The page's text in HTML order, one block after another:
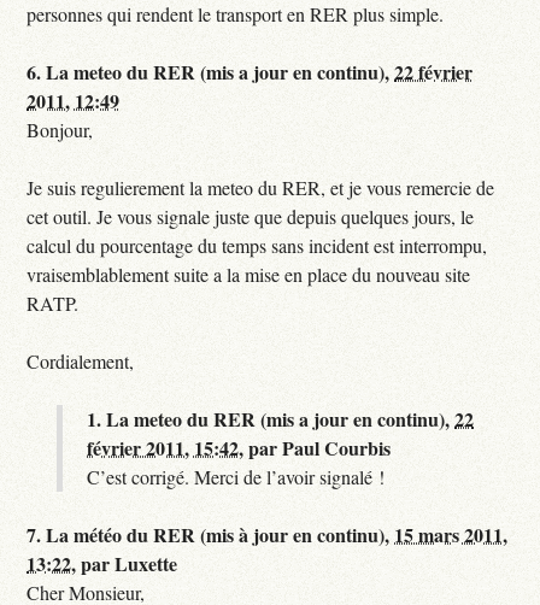
personnes qui rendent le transport en RER plus simple.
6.La meteo du RER (mis a jour en continu),22 février
2011, 12:49
Bonjour,
Je suis regulierement la meteo du RER, et je vous remercie de
cet outil. Je vous signale juste que depuis quelques jours, le
calcul du pourcentage du temps sans incident est interrompu,
vraisemblablement suite a la mise en place du nouveau site
RATP.
Cordialement,
1.La meteo du RER (mis a jour en continu),22
février 2011, 15:42,parPaul Courbis
C’est corrigé. Merci de l’avoir signalé !
7.La météo du RER (mis à jour en continu), 15 mars 2011,
13:22,parLuxette
Cher Monsieur,